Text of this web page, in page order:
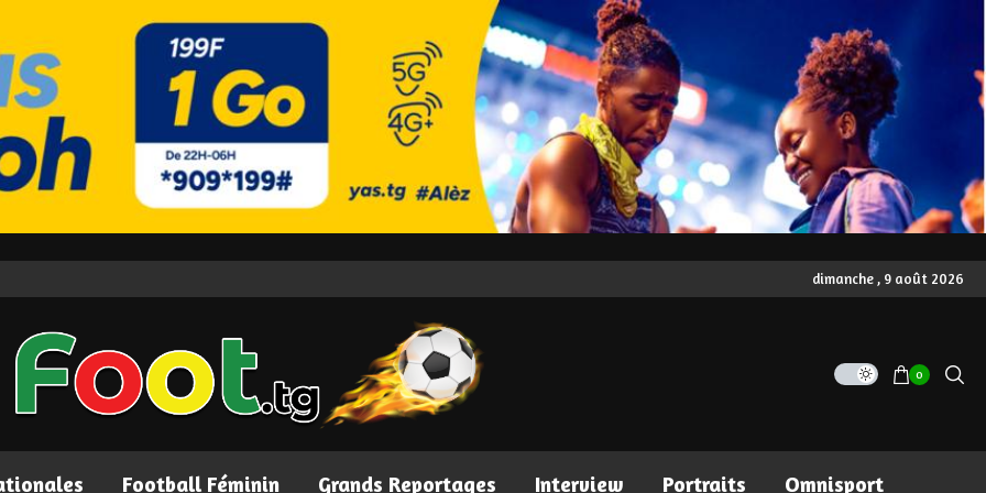
dimanche , 9 août 2026
0
Football Féminin Grands Reportages Interview Portraits Omnisport